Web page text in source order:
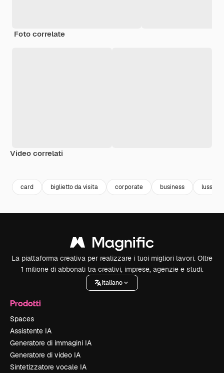
Foto correlate
Video correlati
card biglietto da visita corporate business lusso
La piattaforma creativa per realizzare i tuoi migliori lavori. Oltre
1 milione di abbonati tra creativi, imprese, agenzie e studi.
Italiano
Prodotti
Spaces
Assistente IA
Generatore di immagini IA
Generatore di video IA
Sintetizzatore vocale IA